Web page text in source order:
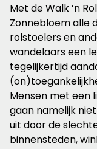
Met de Walk ’n
Zonnebloem alle
rolstoelers en
wandelaars een
tegelijkertijd
Mensen met een
gaan namelijk
uit door de
binnensteden,